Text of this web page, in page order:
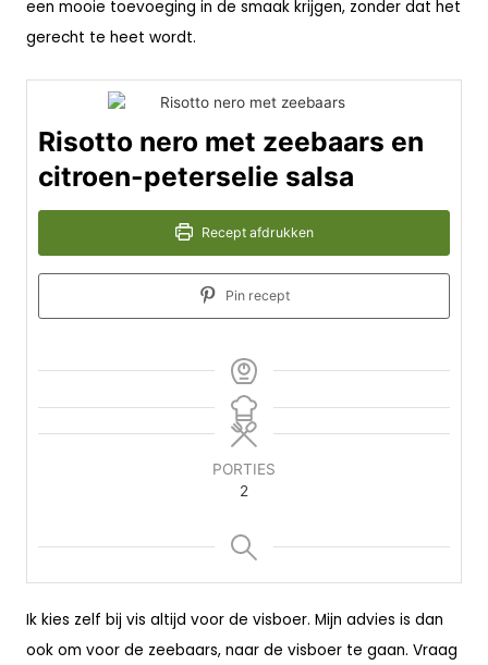
een mooie toevoeging in de smaak krijgen, zonder dat het
gerecht te heet wordt.
Risotto nero met zeebaars en
citroen-peterselie salsa
Recept afdrukken
Pin recept
PORTIES
2
Ik kies zelf bij vis altijd voor de visboer. Mijn advies is dan
ook om voor de zeebaars, naar de visboer te gaan. Vraag